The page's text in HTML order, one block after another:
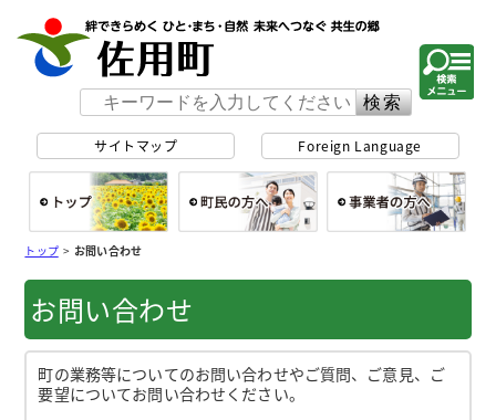
サイトマップ Foreign Language
トップ>お問い合わせ
お問い合わせ
町の業務等についてのお問い合わせやご質問、ご意見、ご
要望についてお問い合わせください。